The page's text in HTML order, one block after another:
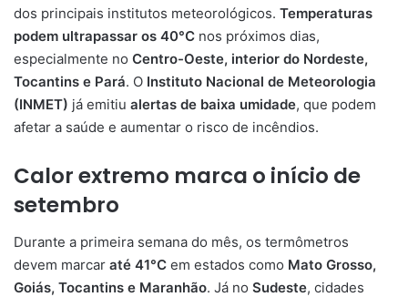
dos principais institutos meteorológicos. Temperaturas
podem ultrapassar os 40°C nos próximos dias,
especialmente no Centro-Oeste, interior do Nordeste,
Tocantins e Pará. O Instituto Nacional de Meteorologia
(INMET) já emitiu alertas de baixa umidade, que podem
afetar a saúde e aumentar o risco de incêndios.
Calor extremo marca o início de
setembro
Durante a primeira semana do mês, os termômetros
devem marcar até 41°C em estados como Mato Grosso,
Goiás, Tocantins e Maranhão. Já no Sudeste, cidades